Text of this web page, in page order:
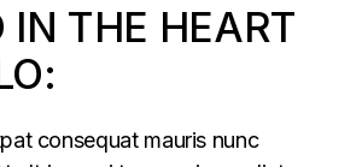
IN THE HEART
consequat mauris nunc